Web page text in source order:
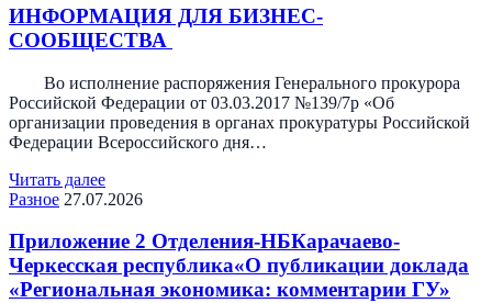
ИНФОРМАЦИЯ ДЛЯ БИЗНЕС-
СООБЩЕСТВА
Во исполнение распоряжения Генерального прокурора
Российской Федерации от 03.03.2017 №139/7р «Об
организации проведения в органах прокуратуры Российской
Федерации Всероссийского дня…
Читать далее
Разное 27.07.2026
Приложение 2 Отделения-НБКарачаево-
Черкесская республика«О публикации доклада
«Региональная экономика: комментарии ГУ»